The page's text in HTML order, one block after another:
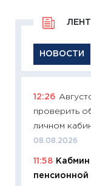
НОВОСТИ
12:26
проверить
личном
08.08.2026
11:58 Кабмин
пенсионной